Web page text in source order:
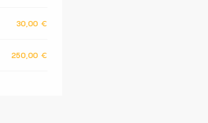
30,00 €
250,00 €